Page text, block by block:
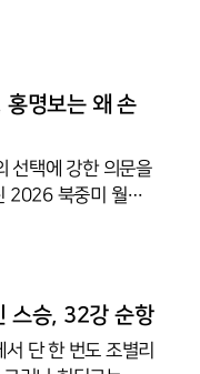
고 후반 수비 실수
체코전 뒤
명보는 왜 손
선택에 강한 의문을
2026 북중미 월드
이 아니었다고 지
선택에는 전문가
는데 경기 내
스승, 32강 순항
단 한 번도 조별리